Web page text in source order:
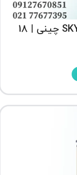
خرید و قیمت پودر کلر SKY POOL چینی | 18